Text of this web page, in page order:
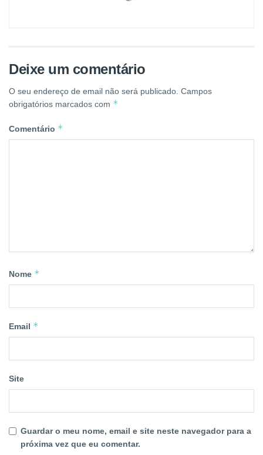
Deixe um comentário
O seu endereço de email não será publicado. Campos
obrigatórios marcados com *
Comentário *
Nome *
Email *
Site
Guardar o meu nome, email e site neste navegador para a
próxima vez que eu comentar.